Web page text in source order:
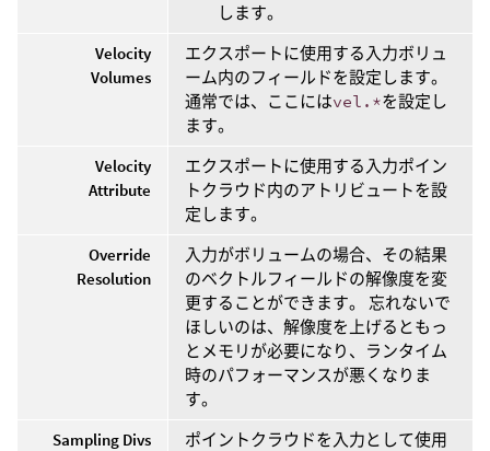
します。
Velocity
Volumes
エクスポートに使用する入力ボリュ
ーム内のフィールドを設定します。
通常では、ここにはvel.*を設定し
ます。
Velocity
Attribute
エクスポートに使用する入力ポイン
トクラウド内のアトリビュートを設
定します。
Override
Resolution
入力がボリュームの場合、その結果
のベクトルフィールドの解像度を変
更することができます。 忘れないで
ほしいのは、解像度を上げるともっ
とメモリが必要になり、ランタイム
時のパフォーマンスが悪くなりま
す。
Sampling Divs
ポイントクラウドを入力として使用